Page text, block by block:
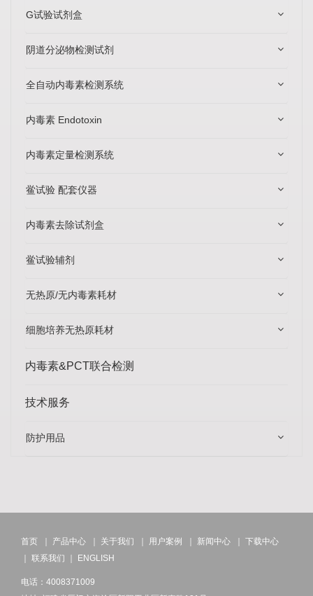
G试验试剂盒
阴道分泌物检测试剂
全自动内毒素检测系统
内毒素 Endotoxin
内毒素定量检测系统
鲎试验 配套仪器
内毒素去除试剂盒
鲎试验辅剂
无热原/无内毒素耗材
细胞培养无热原耗材
内毒素&PCT联合检测
技术服务
防护用品
首页 ｜ 产品中心 ｜ 关于我们 ｜ 用户案例 ｜ 新闻中心 ｜ 下载中心
｜ 联系我们 ｜ ENGLISH
电话：4008371009